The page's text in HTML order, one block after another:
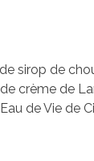
sirop de
crème de
de Vie de